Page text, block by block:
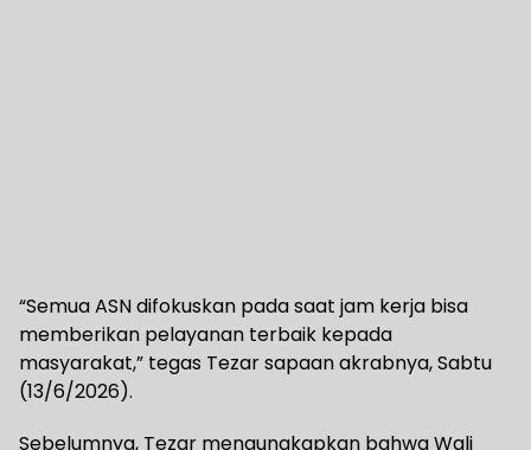
“Semua ASN difokuskan pada saat jam kerja bisa
memberikan pelayanan terbaik kepada
masyarakat,” tegas Tezar sapaan akrabnya, Sabtu
(13/6/2026).
Sebelumnya, Tezar mengungkapkan bahwa Wali